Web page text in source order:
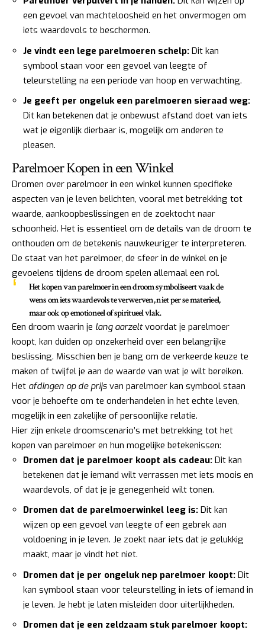
een gevoel van machteloosheid en het onvermogen om
iets waardevols te beschermen.
Je vindt een lege parelmoeren schelp: Dit kan
symbool staan voor een gevoel van leegte of
teleurstelling na een periode van hoop en verwachting.
Je geeft per ongeluk een parelmoeren sieraad weg:
Dit kan betekenen dat je onbewust afstand doet van iets
wat je eigenlijk dierbaar is, mogelijk om anderen te
pleasen.
Parelmoer Kopen in een Winkel
Dromen over parelmoer in een winkel kunnen specifieke
aspecten van je leven belichten, vooral met betrekking tot
waarde, aankoopbeslissingen en de zoektocht naar
schoonheid. Het is essentieel om de details van de droom te
onthouden om de betekenis nauwkeuriger te interpreteren.
De staat van het parelmoer, de sfeer in de winkel en je
gevoelens tijdens de droom spelen allemaal een rol.
Het kopen van parelmoer in een droom symboliseert vaak de
wens om iets waardevols te verwerven, niet per se materieel,
maar ook op emotioneel of spiritueel vlak.
Een droom waarin je lang aarzeltvoordat je parelmoer
koopt, kan duiden op onzekerheid over een belangrijke
beslissing. Misschien ben je bang om de verkeerde keuze te
maken of twijfel je aan de waarde van wat je wilt bereiken.
Het afdingen op de prijs van parelmoer kan symbool staan
voor je behoefte om te onderhandelen in het echte leven,
mogelijk in een zakelijke of persoonlijke relatie.
Hier zijn enkele droomscenario’s met betrekking tot het
kopen van parelmoer en hun mogelijke betekenissen:
Dromen dat je parelmoer koopt als cadeau: Dit kan
betekenen dat je iemand wilt verrassen met iets moois en
waardevols, of dat je je genegenheid wilt tonen.
Dromen dat de parelmoerwinkel leeg is: Dit kan
wijzen op een gevoel van leegte of een gebrek aan
voldoening in je leven. Je zoekt naar iets dat je gelukkig
maakt, maar je vindt het niet.
Dromen dat je per ongeluk nep parelmoer koopt: Dit
kan symbool staan voor teleurstelling in iets of iemand in
je leven. Je hebt je laten misleiden door uiterlijkheden.
Dromen dat je een zeldzaam stuk parelmoer koopt: